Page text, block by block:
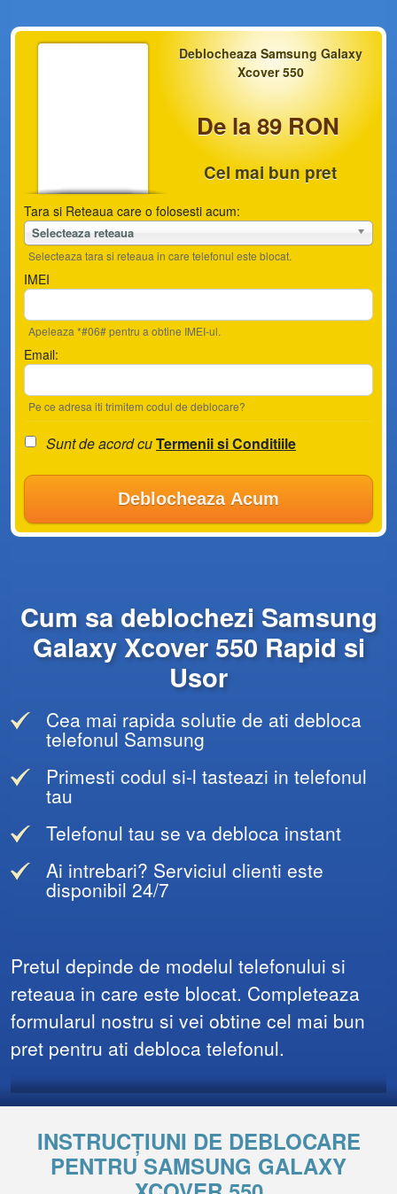
Deblocheaza Samsung Galaxy
Xcover 550
De la 89 RON
Cel mai bun pret
Tara si Reteaua care o folosesti acum:
Selecteaza reteaua
Selecteaza tara si reteaua in care telefonul este blocat.
IMEI
Apeleaza *#06# pentru a obtine IMEI-ul.
Email:
Pe ce adresa iti trimitem codul de deblocare?
Sunt de acord cuTermenii si Conditiile
Deblocheaza Acum
Cum sa deblochezi Samsung
Galaxy Xcover 550 Rapid si
Usor
Cea mai rapida solutie de ati debloca
telefonul Samsung
Primesti codul si-l tasteazi in telefonul
tau
Telefonul tau se va debloca instant
Ai intrebari? Serviciul clienti este
disponibil 24/7
Pretul depinde de modelul telefonului si
reteaua in care este blocat. Completeaza
formularul nostru si vei obtine cel mai bun
pret pentru ati debloca telefonul.
INSTRUCȚIUNI DE DEBLOCARE
PENTRU SAMSUNG GALAXY